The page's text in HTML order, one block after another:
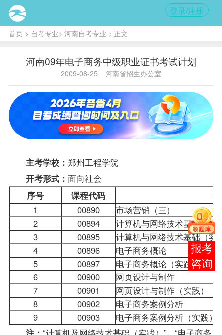
登录/注册
首页> 自考专业> 河南自考专业 > 正文
河南09年电子商务中级职业证书考试计划
2009-08-25 河南省招生办公室
主考学校： 郑州工程学院
开考形式： 面向社会
序号 课程代码
1
00890
市场营销（三）
2
00894
计算机与网络技术基础
3
00895
计算机与网络技术基础（实
4
00896
电子商务概论
5
00897
电子商务概论（实践）
6
00900
网页设计与制作
7
00901
网页设计与制作（实践）
8
00902
电子商务案例分析
9
00903
电子商务案例分析（实践）
注： “计算机及网络技术基础（实践）”、“电子商务
在线
客服